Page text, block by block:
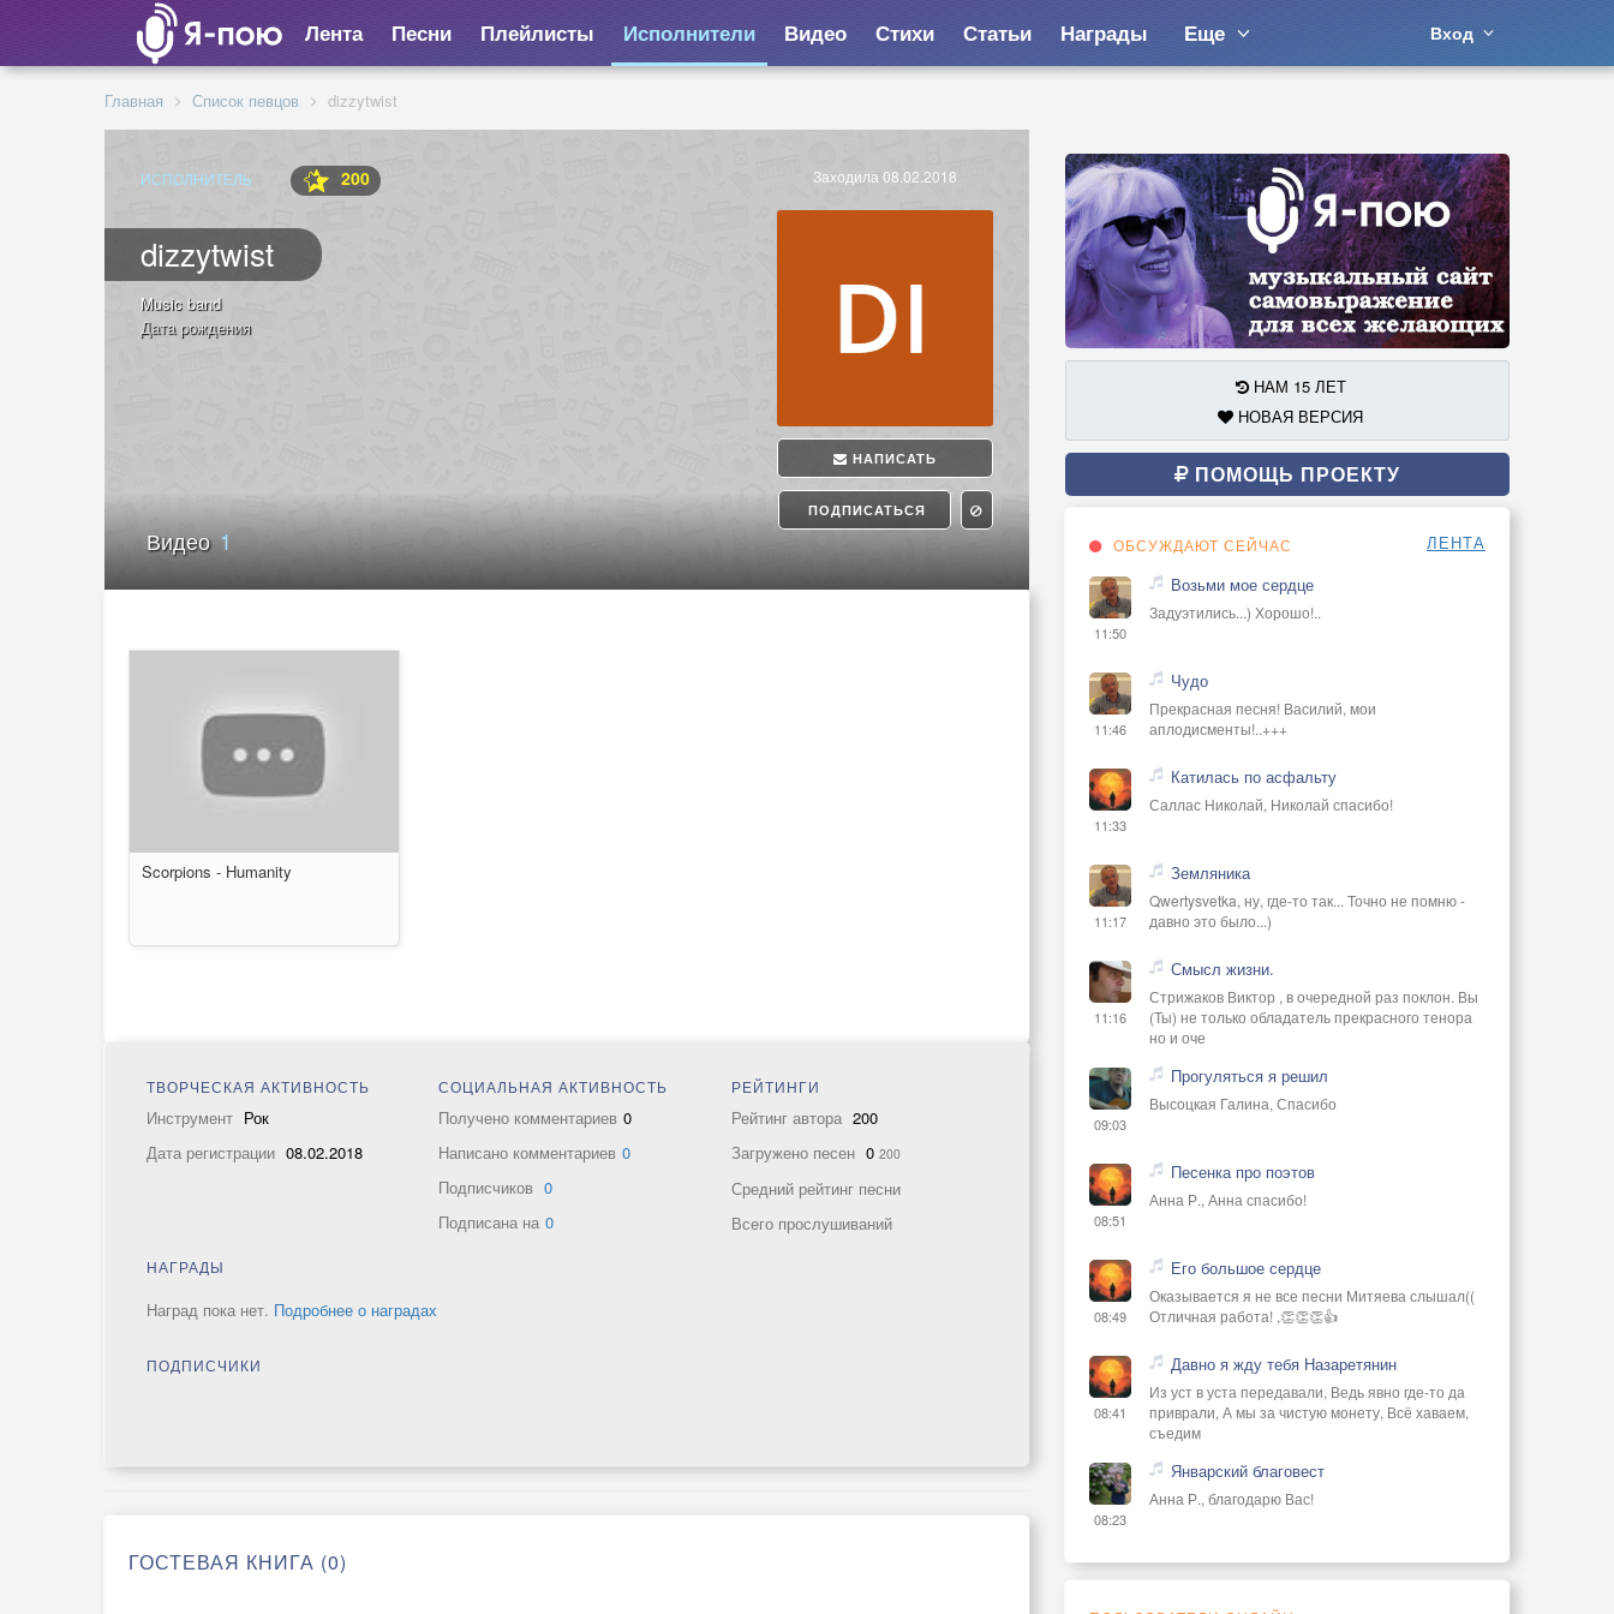
Лента Песни Плейлисты Исполнители Видео Стихи Статьи Награды Еще Вход
Главная Список певцов dizzytwist
ИСПОЛНИТЕЛЬ 200
dizzytwist
Заходила 08.02.2018
НАПИСАТЬ
ПОДПИСАТЬСЯ
Music band
Дата рождения
Видео1
Scorpions - Humanity
ТВОРЧЕСКАЯ АКТИВНОСТЬ
Инструмент Рок
Дата регистрации 08.02.2018
СОЦИАЛЬНАЯ АКТИВНОСТЬ
Получено комментариев 0
Написано комментариев 0
Подписчиков 0
Подписана на 0
РЕЙТИНГИ
Рейтинг автора 200
Загружено песен 0 200
Средний рейтинг песни
Всего прослушиваний
НАГРАДЫ
Наград пока нет. Подробнее о наградах
ПОДПИСЧИКИ
ГОСТЕВАЯ КНИГА (0)
НАМ 15 ЛЕТ
НОВАЯ ВЕРСИЯ
ПОМОЩЬ ПРОЕКТУ
ОБСУЖДАЮТ СЕЙЧАС ЛЕНТА
11:50
Возьми мое сердце
Задуэтились...) Хорошо!..
11:46
Чудо
Прекрасная песня! Василий, мои
аплодисменты!..+++
11:33
Катилась по асфальту
Саллас Николай, Николай спасибо!
11:17
Земляника
Qwertysvetka, ну, где-то так... Точно не помню -
давно это было...)
11:16
Смысл жизни.
Стрижаков Виктор , в очередной раз поклон. Вы
(Ты) не только обладатель прекрасного тенора
но и оче
09:03
Прогуляться я решил
Высоцкая Галина, Спасибо
08:51
Песенка про поэтов
Анна Р., Анна спасибо!
08:49
Его большое сердце
Оказывается я не все песни Митяева слышал((
Отличная работа! ,👏👏👏👍
08:41
Давно я жду тебя Назаретянин
Из уст в уста передавали, Ведь явно где-то да
приврали, А мы за чистую монету, Всё хаваем,
съедим
08:23
Январский благовест
Анна Р., благодарю Вас!